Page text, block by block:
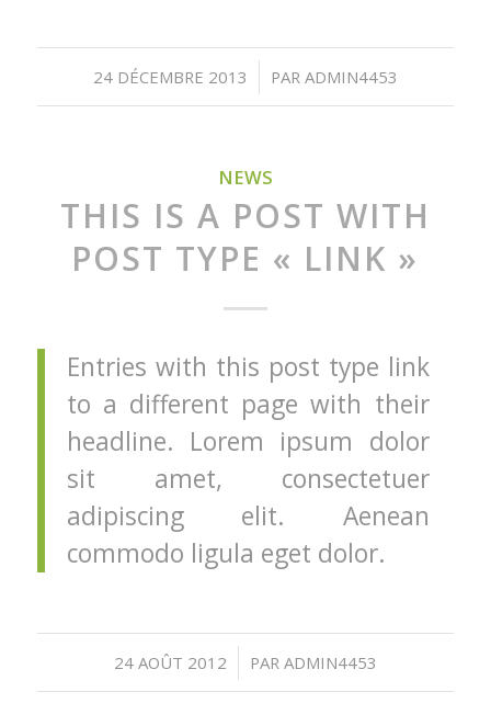
24 DÉCEMBRE 2013
/ PAR ADMIN4453
NEWS
THIS IS A POST WITH
POST TYPE « LINK »
Entries with this post type link
to a different page with their
headline. Lorem ipsum dolor
sit amet, consectetuer
adipiscing elit. Aenean
commodo ligula eget dolor.
24 AOÛT 2012
/ PAR ADMIN4453